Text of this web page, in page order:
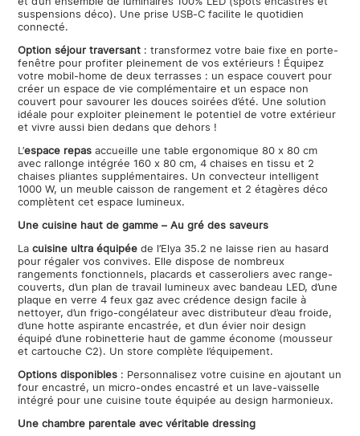
suspensions déco). Une prise USB-C facilite le quotidien
connecté.
Option séjour traversant : transformez votre baie fixe en porte-
fenêtre pour profiter pleinement de vos extérieurs ! Équipez
votre mobil-home de deux terrasses : un espace couvert pour
créer un espace de vie complémentaire et un espace non
couvert pour savourer les douces soirées d’été. Une solution
idéale pour exploiter pleinement le potentiel de votre extérieur
et vivre aussi bien dedans que dehors !
L’espace repas accueille une table ergonomique 80 x 80 cm
avec rallonge intégrée 160 x 80 cm, 4 chaises en tissu et 2
chaises pliantes supplémentaires. Un convecteur intelligent
1000 W, un meuble caisson de rangement et 2 étagères déco
complètent cet espace lumineux.
Une cuisine haut de gamme – Au gré des saveurs
Lacuisine ultra équipée de l’Elya 35.2 ne laisse rien au hasard
pour régaler vos convives. Elle dispose de nombreux
rangements fonctionnels, placards et casseroliers avec range-
couverts, d’un plan de travail lumineux avec bandeau LED, d’une
plaque en verre 4 feux gaz avec crédence design facile à
nettoyer, d’un frigo-congélateur avec distributeur d’eau froide,
d’une hotte aspirante encastrée, et d’un évier noir design
équipé d’une robinetterie haut de gamme économe (mousseur
et cartouche C2). Un store complète l’équipement.
Options disponibles : Personnalisez votre cuisine en ajoutant un
four encastré, un micro-ondes encastré et un lave-vaisselle
intégré pour une cuisine toute équipée au design harmonieux.
Une chambre parentale avec véritable dressing